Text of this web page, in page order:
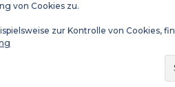
von Cookies zu.
zur Kontrolle von Cookies,